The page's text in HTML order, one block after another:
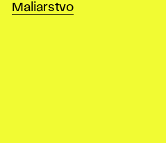
Katedry
Maliarstvo